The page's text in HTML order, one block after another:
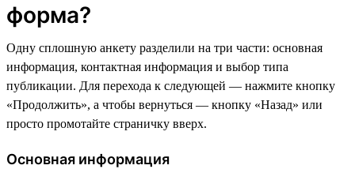
форма?
Одну сплошную анкету разделили на три части: основная
информация, контактная информация и выбор типа
публикации. Для перехода к следующей — нажмите кнопку
«Продолжить», а чтобы вернуться — кнопку «Назад» или
просто промотайте страничку вверх.
Основная информация